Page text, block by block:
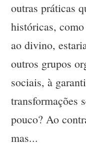
outras práticas
históricas,
ao divino,
outros grupos
sociais, à
transformações
pouco? Ao
mas...